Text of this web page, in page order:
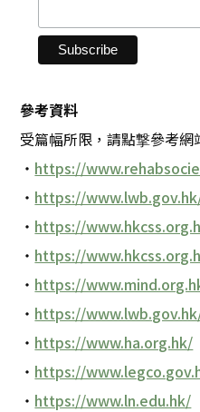
參考資料
受篇幅所限，請點撃參考
・ https://
・ https://
・ https://
・ https://
・ https://
・ https://
・ https://www.ha.org.hk/
・ https://
・ https://www.ln.edu.hk/